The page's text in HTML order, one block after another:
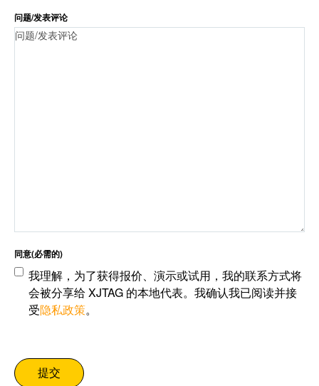
问题/发表评论
同意(必需的)
我理解，为了获得报价、演示或试用，我的联系方式将
会被分享给 XJTAG 的本地代表。我确认我已阅读并接
受隐私政策。